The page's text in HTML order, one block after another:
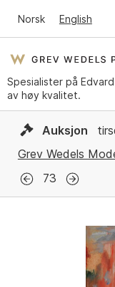
Norsk English
Spesialister på
av høy kvalitet.
Auksjon
Grev Wedels
73